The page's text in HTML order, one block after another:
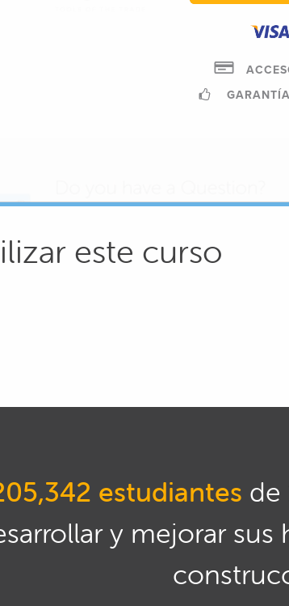
este curso
estudiantes de
y mejorar